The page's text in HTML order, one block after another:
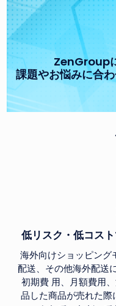
ZenGroup
課題やお悩みに合
低リスク・低コス
海外向けショッピング
配送、その他海外配送
初期費 用、月額費用
品した商品が売れた際